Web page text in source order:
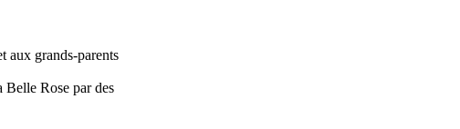
aux grands-parents
Belle Rose par des